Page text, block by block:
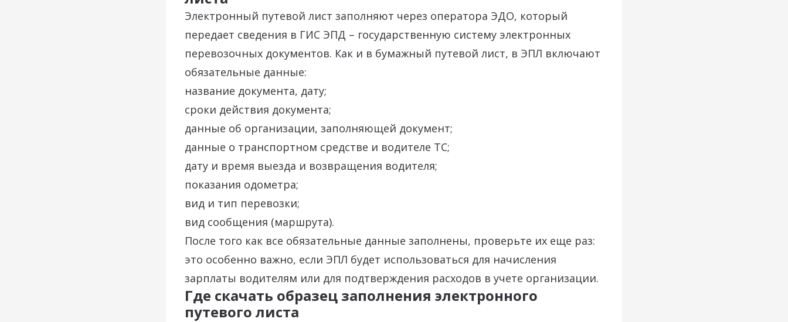
Электронный путевой лист заполняют через оператора ЭДО, который
передает сведения в ГИС ЭПД – государственную систему электронных
перевозочных документов. Как и в бумажный путевой лист, в ЭПЛ включают
обязательные данные:
название документа, дату;
сроки действия документа;
данные об организации, заполняющей документ;
данные о транспортном средстве и водителе ТС;
дату и время выезда и возвращения водителя;
показания одометра;
вид и тип перевозки;
вид сообщения (маршрута).
После того как все обязательные данные заполнены, проверьте их еще раз:
это особенно важно, если ЭПЛ будет использоваться для начисления
зарплаты водителям или для подтверждения расходов в учете организации.
Где скачать образец заполнения электронного
путевого листа